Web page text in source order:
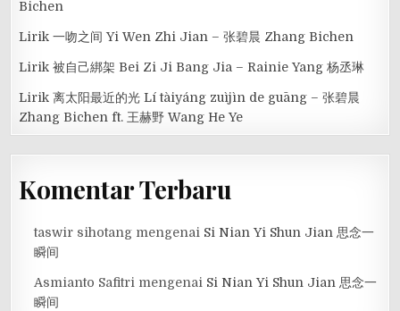
Bichen
Lirik 一吻之间 Yi Wen Zhi Jian – 张碧晨 Zhang Bichen
Lirik 被自己綁架 Bei Zi Ji Bang Jia – Rainie Yang 杨丞琳
Lirik 离太阳最近的光 Lí tàiyáng zuìjìn de guāng – 张碧晨
Zhang Bichen ft. 王赫野 Wang He Ye
Komentar Terbaru
taswir sihotang mengenai Si Nian Yi Shun Jian 思念一
瞬间
Asmianto Safitri mengenai Si Nian Yi Shun Jian 思念一
瞬间